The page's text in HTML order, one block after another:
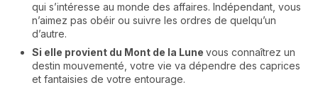
qui s’intéresse au monde des affaires. Indépendant, vous
n’aimez pas obéir ou suivre les ordres de quelqu’un
d’autre.
Si elle provient du Mont de la Lune vous connaîtrez un
destin mouvementé, votre vie va dépendre des caprices
et fantaisies de votre entourage.